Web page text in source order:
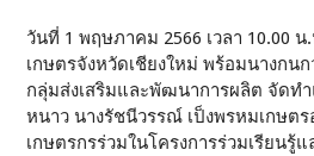
วันที่ 1 พฤษภาคม 2566 เวลา 10.00
เกษตรจังหวัดเชียงใหม่ พร้อมนางก
กลุ่มส่งเสริมและพัฒนาการผลิต จัดทำ
หนาว นางรัชนีวรรณ์ เป็งพรหมเกษต
เกษตรกรร่วมในโครงการร่วมเรียนรู้